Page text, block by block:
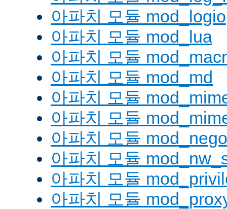
아파치 모듈 mod_logio
아파치 모듈 mod_lua
아파치 모듈
아파치 모듈 mod_md
아파치 모듈
아파치 모듈
아파치 모듈
아파치 모듈
아파치 모듈
아파치 모듈